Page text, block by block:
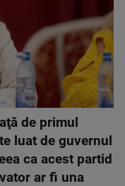
de primul
luat de guvernul
ca acest partid
ar fi una